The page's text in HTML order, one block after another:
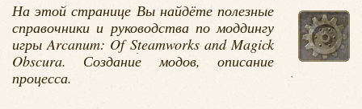
На этой странице Вы найдёте полезные
справочники и руководства по моддингу
игры Arcanum: Of Steamworks and Magick
Obscura. Создание модов, описание
процесса.